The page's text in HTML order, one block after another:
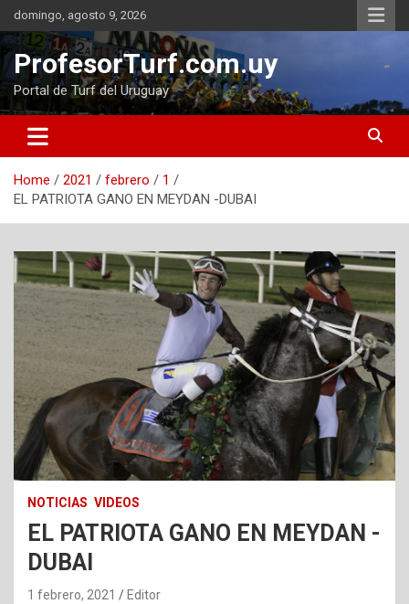
Skip
to
content
domingo, agosto 9, 2026
ProfesorTurf.com.uy
Portal de Turf del Uruguay
Home 2021 febrero
1
EL PATRIOTA GANO EN MEYDAN -DUBAI
NOTICIAS VIDEOS
EL PATRIOTA GANO EN MEYDAN -
DUBAI
1 febrero, 2021 Editor